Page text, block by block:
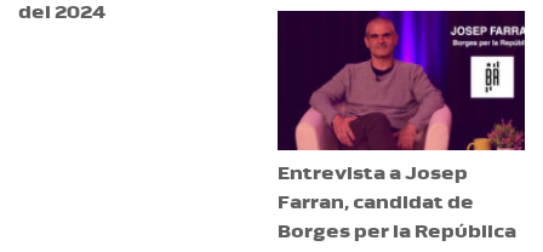
del 2024
Entrevista a Josep
Farran, candidat de
Borges per la República